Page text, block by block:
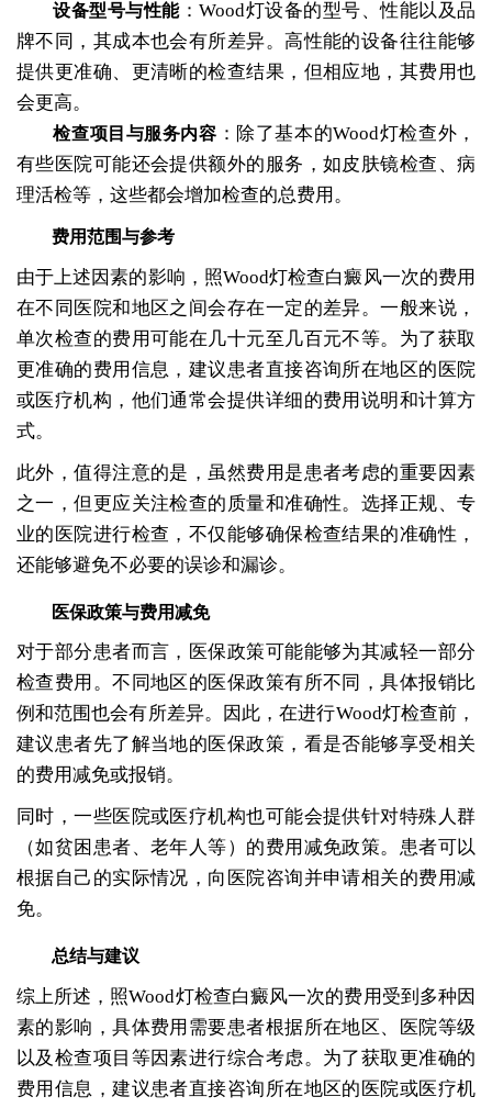
设备型号与性能：Wood灯设备的型号、性能以及品
牌不同，其成本也会有所差异。高性能的设备往往能够
提供更准确、更清晰的检查结果，但相应地，其费用也
会更高。
检查项目与服务内容 ：除了基本的Wood灯检查外，
有些医院可能还会提供额外的服务，如皮肤镜检查、病
理活检等，这些都会增加检查的总费用。
费用范围与参考
由于上述因素的影响，照Wood灯检查白癜风一次的费用
在不同医院和地区之间会存在一定的差异。一般来说，
单次检查的费用可能在几十元至几百元不等。为了获取
更准确的费用信息，建议患者直接咨询所在地区的医院
或医疗机构，他们通常会提供详细的费用说明和计算方
式。
此外，值得注意的是，虽然费用是患者考虑的重要因素
之一，但更应关注检查的质量和准确性。选择正规、专
业的医院进行检查，不仅能够确保检查结果的准确性，
还能够避免不必要的误诊和漏诊。
医保政策与费用减免
对于部分患者而言，医保政策可能能够为其减轻一部分
检查费用。不同地区的医保政策有所不同，具体报销比
例和范围也会有所差异。因此，在进行Wood灯检查前，
建议患者先了解当地的医保政策，看是否能够享受相关
的费用减免或报销。
同时，一些医院或医疗机构也可能会提供针对特殊人群
（如贫困患者、老年人等）的费用减免政策。患者可以
根据自己的实际情况，向医院咨询并申请相关的费用减
免。
总结与建议
综上所述，照Wood灯检查白癜风一次的费用受到多种因
素的影响，具体费用需要患者根据所在地区、医院等级
以及检查项目等因素进行综合考虑。为了获取更准确的
费用信息，建议患者直接咨询所在地区的医院或医疗机